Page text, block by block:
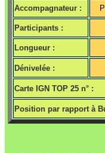
Accompagnateur :
Participants :
Longueur :
Dénivelée :
Carte IGN TOP 25 n° :
Position par rapport à